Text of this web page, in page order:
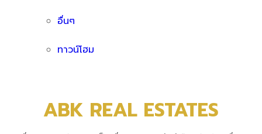
อื่นๆ
ทาวน์โฮม
ABK REAL ESTATES